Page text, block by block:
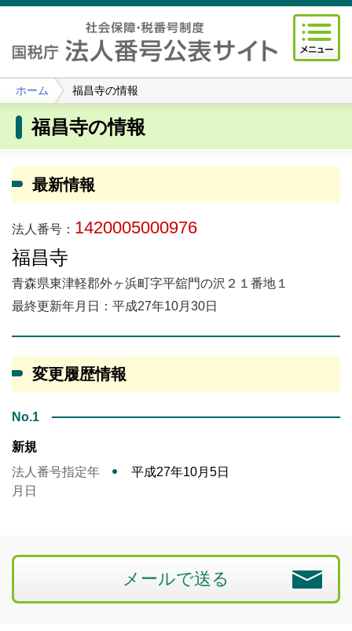
ホーム 福昌寺の情報
福昌寺の情報
最新情報
法人番号： 1420005000976
福昌寺
青森県東津軽郡外ヶ浜町字平舘門の沢２１番地１
最終更新年月日：平成27年10月30日
変更履歴情報
No.1
新規
法人番号指定年
月日
平成27年10月5日
メールで送る